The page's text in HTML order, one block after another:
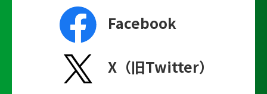
Facebook
X（旧Twitter）